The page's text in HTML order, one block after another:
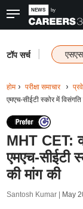
टॉप सर्च
होम परीक्षा समाचार
एमएच-सीईटी स्कोर में विसंगति
MHT CET:
एमएच-सीईटी
की मांग की
Santosh Kumar | May